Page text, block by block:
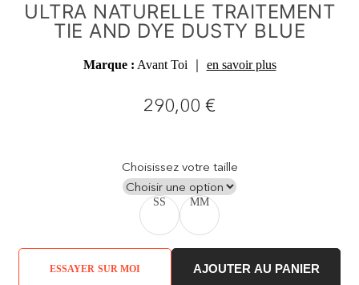
ULTRA NATURELLE TRAITEMENT
TIE AND DYE DUSTY BLUE
Marque : Avant Toi en savoir plus
290,00 €
Choisissez votre taille
SS MM
ESSAYER SUR MOI AJOUTER AU PANIER